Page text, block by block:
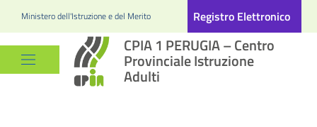
Ministero dell'Istruzione e del Merito Registro Elettronico
CPIA 1 PERUGIA – Centro
Provinciale Istruzione
Adulti